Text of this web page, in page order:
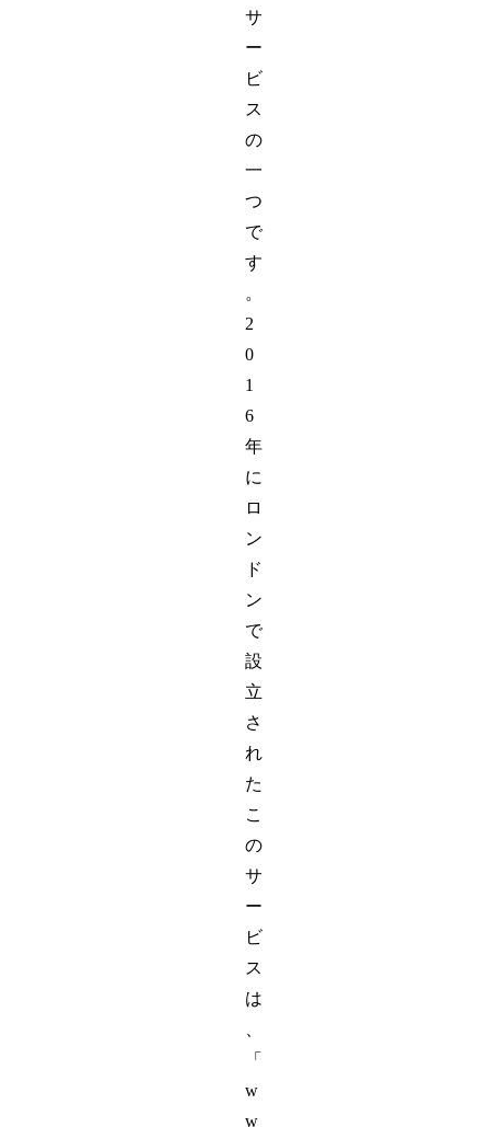
サ
ー
ビ
ス
の
一
つ
で
す
。
2
0
1
6
年
に
ロ
ン
ド
ン
で
設
立
さ
れ
た
こ
の
サ
ー
ビ
ス
は
、
「
w
w